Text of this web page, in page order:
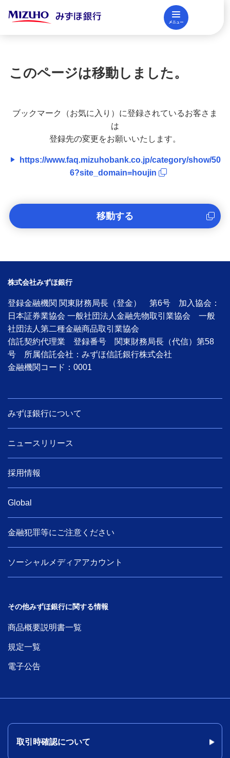
決済業務
国際業務・外国為替取引
このページは移動しました。
ブックマーク（お気に入り）に登録されているお客さま
は
登録先の変更をお願いいたします。
https://www.faq.mizuhobank.co.jp/category/show/50
6?site_domain=houjin
移動する
株式会社みずほ銀行
登録金融機関 関東財務局長（登金） 第6号 加入協会：
日本証券業協会 一般社団法人金融先物取引業協会 一般
社団法人第二種金融商品取引業協会
信託契約代理業 登録番号 関東財務局長（代信）第58
号 所属信託会社：みずほ信託銀行株式会社
金融機関コード：0001
みずほ銀行について
ニュースリリース
採用情報
Global
金融犯罪等にご注意ください
ソーシャルメディアアカウント
その他みずほ銀行に関する情報
商品概要説明書一覧
規定一覧
電子公告
取引時確認について